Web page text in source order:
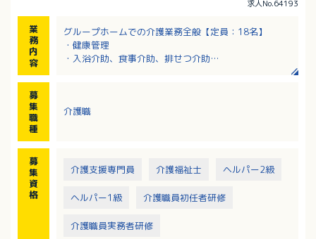
求人No.64193
業
務
内
容
グループホームでの介護業務全般【定員：18名】
・健康管理
・入浴介助、食事介助、排せつ介助
募
集
職
種
介護職
募
集
資
格
介護支援専門員 介護福祉士 ヘルパー2級
ヘルパー1級 介護職員初任者研修
介護職員実務者研修